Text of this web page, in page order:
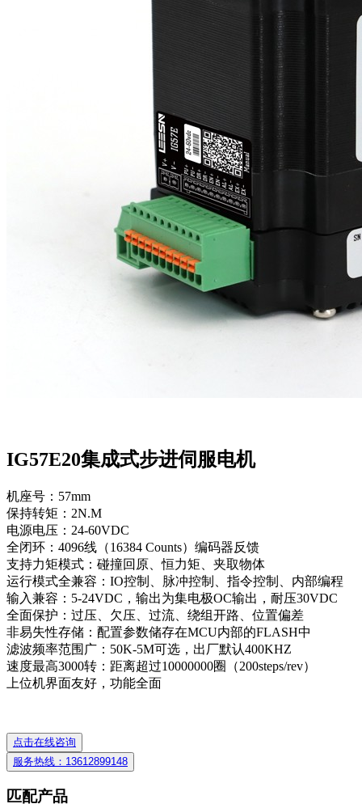
IG57E20集成式步进伺服电机
机座号：57mm
保持转矩：2N.M
电源电压：24-60VDC
全闭环：4096线（16384 Counts）编码器反馈
支持力矩模式：碰撞回原、恒力矩、夹取物体
运行模式全兼容：IO控制、脉冲控制、指令控制、内部编程
输入兼容：5-24VDC，输出为集电极OC输出，耐压30VDC
全面保护：过压、欠压、过流、绕组开路、位置偏差
非易失性存储：配置参数储存在MCU内部的FLASH中
滤波频率范围广：50K-5M可选，出厂默认400KHZ
速度最高3000转：距离超过10000000圈（200steps/rev）
上位机界面友好，功能全面
点击在线咨询
服务热线：13612899148
匹配产品